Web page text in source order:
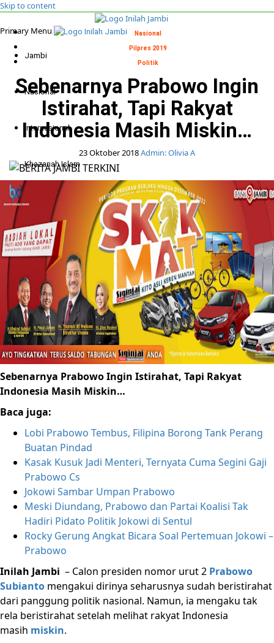
Skip to content
Primary Menu
Jambi
Nasional
Internasional
Khazanah Islam
Indepth
Media Partner
Cari untuk:
Nasional
Pilpres 2019
Politik
Sebenarnya Prabowo Ingin
Istirahat, Tapi Rakyat
Indonesia Masih Miskin…
23 Oktober 2018Admin: Olivia A
Sebenarnya Prabowo Ingin Istirahat, Tapi Rakyat
Indonesia Masih Miskin…
Baca juga:
Lobi Prabowo Tembus, Filipina Borong Tank Perang
Buatan Pindad
Kasak Kusuk Jadi Menteri, Ternyata Cuma Segini Gaji
Prabowo Cs
Jokowi Sambar Umpan Prabowo
Meski Diundang, Prabowo dan Partai Koalisi Tak
Hadiri Pidato Politik Jokowi di Sentul
Rocky Gerung Angkat Bicara Soal Pertemuan Jokowi –
Prabowo
Inilah Jambi – Calon presiden nomor urut 2 Prabowo
Subianto mengakui dirinya seharusnya sudah beristirahat
dari panggung politik nasional. Namun, ia mengaku tak
rela beristirahat setelah melihat rakyat Indonesia
masih miskin.